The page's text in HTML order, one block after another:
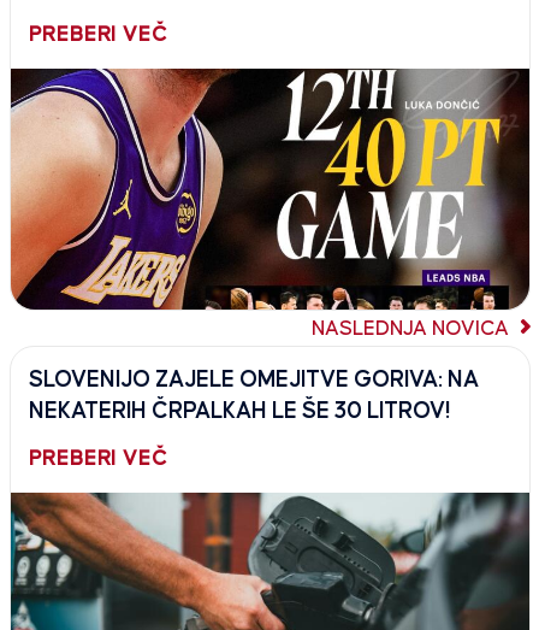
PREBERI VEČ
NASLEDNJA NOVICA
SLOVENIJO ZAJELE OMEJITVE GORIVA: NA
NEKATERIH ČRPALKAH LE ŠE 30 LITROV!
PREBERI VEČ